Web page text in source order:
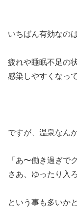
いちばん有効なの
疲れや睡眠不足の
感染しやすくなっ
ですが、温泉なん
「あ〜働き過ぎで
さあ、ゆったり入
という事も多いか